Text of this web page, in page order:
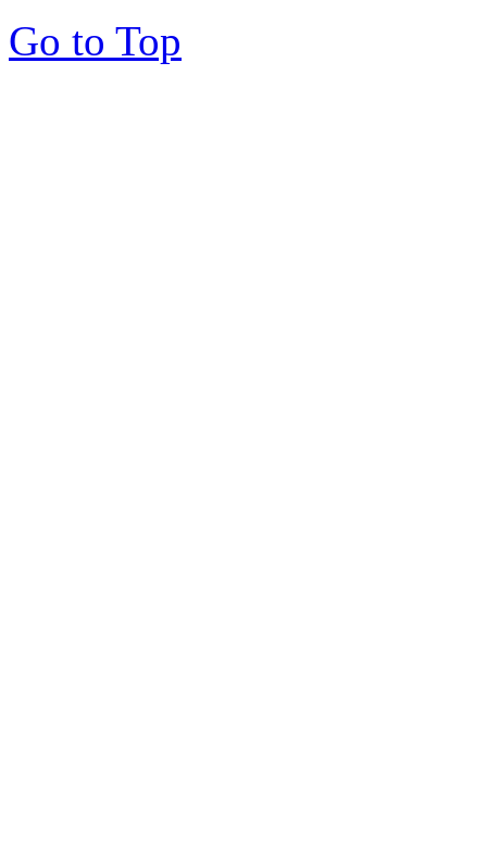
Go to Top